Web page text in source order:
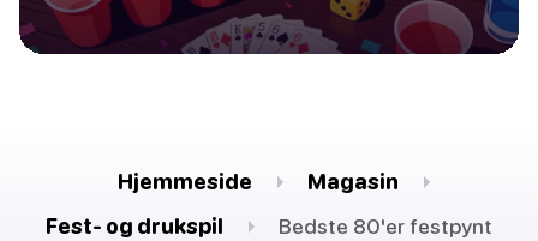
Hjemmeside
Magasin
Fest- og drukspil
Bedste 80'er festpynt